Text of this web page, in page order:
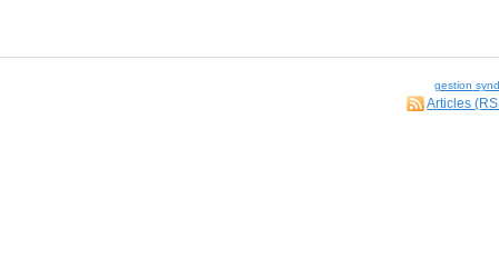
gestion
Articles